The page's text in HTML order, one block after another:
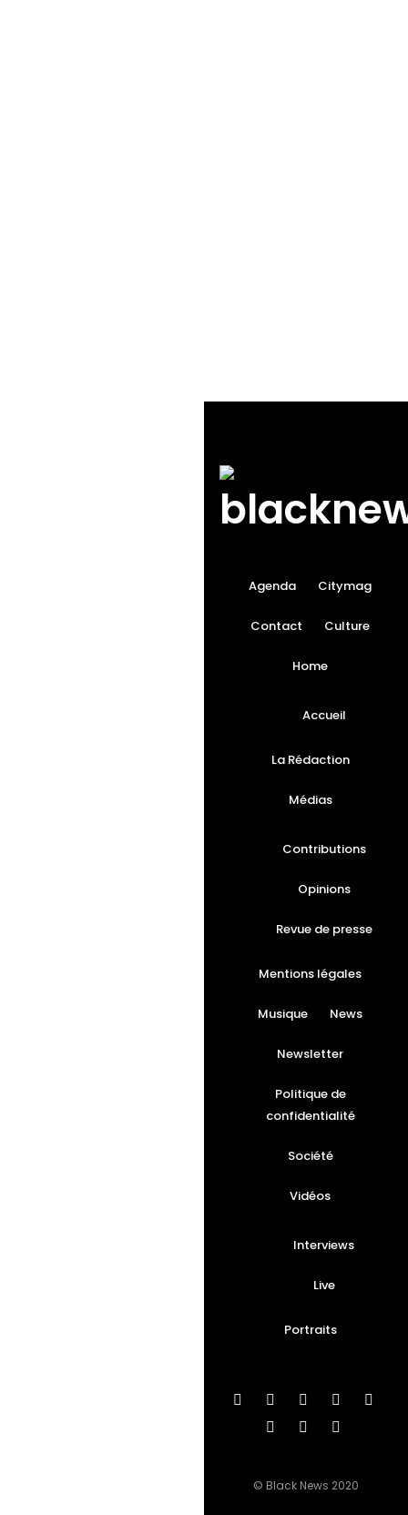
Agenda Citymag
Contact Culture
Home
Accueil
La Rédaction
Médias
Contributions
Opinions
Revue de presse
Mentions légales
Musique News
Newsletter
Politique de
confidentialité
Société
Vidéos
Interviews
Live
Portraits
© Black News 2020